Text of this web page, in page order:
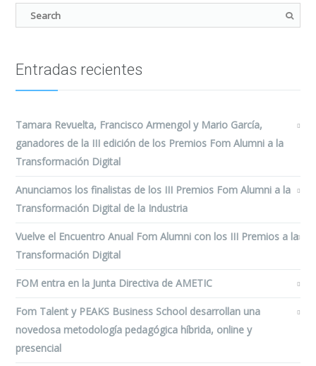
Entradas recientes
Tamara Revuelta, Francisco Armengol y Mario García,
ganadores de la III edición de los Premios Fom Alumni a la
Transformación Digital
Anunciamos los finalistas de los III Premios Fom Alumni a la
Transformación Digital de la Industria
Vuelve el Encuentro Anual Fom Alumni con los III Premios a la
Transformación Digital
FOM entra en la Junta Directiva de AMETIC
Fom Talent y PEAKS Business School desarrollan una
novedosa metodología pedagógica híbrida, online y
presencial